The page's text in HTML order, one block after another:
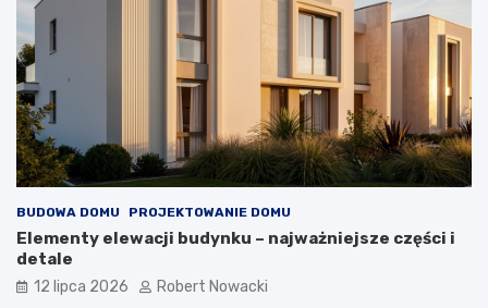
BUDOWA DOMU PROJEKTOWANIE DOMU
Elementy elewacji budynku – najważniejsze części i
detale
12 lipca 2026 Robert Nowacki